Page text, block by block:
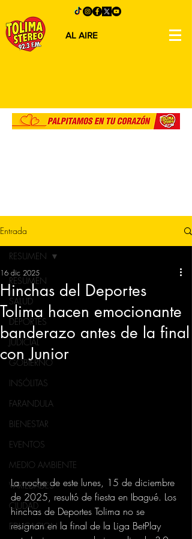
AL AIRE
Entrada
RESUMEN
SALUD
DEPORTES
JUDICIAL
GOBIERNO
INSÓLITAS
FARANDULA
BIENESTAR
EVENTOS
MEDIO AMBIENTE
VARIEDADES
CIUDAD
EDUCACION
RESUMEN
Hinchas del Deportes
Tolima hacen emocionante
banderazo antes de la final
con Junior
16 dic 2025
La noche de este lunes, 15 de diciembre
de 2025, resultó de fiesta en Ibagué. Los
hinchas de Deportes Tolima no se
resignan en la final de la Liga BetPlay